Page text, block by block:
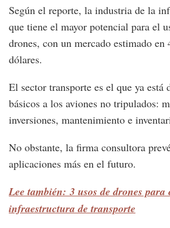
Según el reporte, la industria de la
que tiene el mayor potencial para el
drones, con un mercado estimado
dólares.
El sector transporte es el que ya está
básicos a los aviones no tripulados:
inversiones, mantenimiento e
No obstante, la firma consultora
aplicaciones más en el futuro.
Lee también: 3 usos de drones
infraestructura de transporte